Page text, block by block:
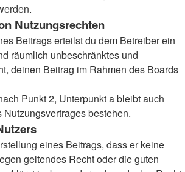
Nutzungsrechten
Beitrags erteilst du dem Betreiber ein
räumlich unbeschränktes und
deinen Beitrag im Rahmen des Boards
Punkt 2, Unterpunkt a bleibt auch
bestehen.
eines Beitrags, dass er keine
geltendes Recht oder die guten